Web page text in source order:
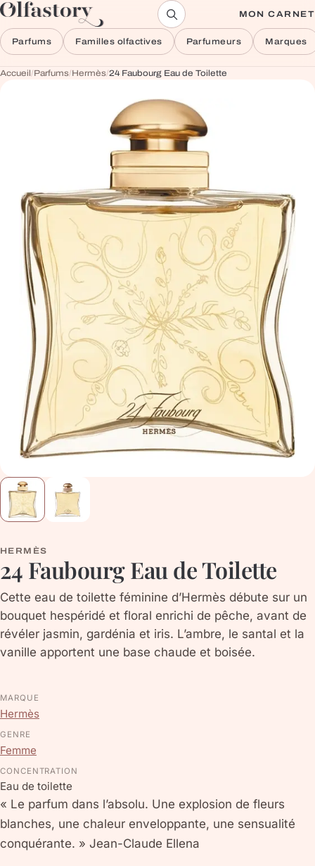
Aller au contenu MON CARNET
Parfums Familles olfactives Parfumeurs Marques
Accueil/Parfums/Hermès/24 Faubourg Eau de Toilette
HERMÈS
24 Faubourg Eau de Toilette
Cette eau de toilette féminine d’Hermès débute sur un
bouquet hespéridé et floral enrichi de pêche, avant de
révéler jasmin, gardénia et iris. L’ambre, le santal et la
vanille apportent une base chaude et boisée.
MARQUE
Hermès
GENRE
Femme
CONCENTRATION
Eau de toilette
« Le parfum dans l’absolu. Une explosion de fleurs
blanches, une chaleur enveloppante, une sensualité
conquérante. » Jean-Claude Ellena